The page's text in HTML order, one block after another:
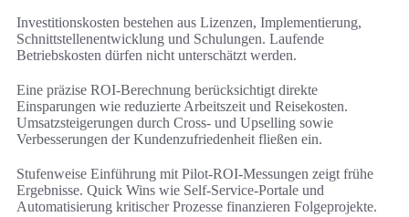
Investitionskosten bestehen aus Lizenzen, Implementierung,
Schnittstellenentwicklung und Schulungen. Laufende
Betriebskosten dürfen nicht unterschätzt werden.
Eine präzise ROI-Berechnung berücksichtigt direkte
Einsparungen wie reduzierte Arbeitszeit und Reisekosten.
Umsatzsteigerungen durch Cross- und Upselling sowie
Verbesserungen der Kundenzufriedenheit fließen ein.
Stufenweise Einführung mit Pilot-ROI-Messungen zeigt frühe
Ergebnisse. Quick Wins wie Self-Service-Portale und
Automatisierung kritischer Prozesse finanzieren Folgeprojekte.